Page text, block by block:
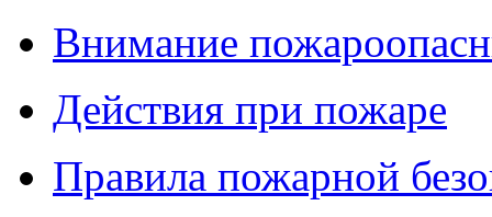
Внимание
Действия при пожаре
Правила пожарной